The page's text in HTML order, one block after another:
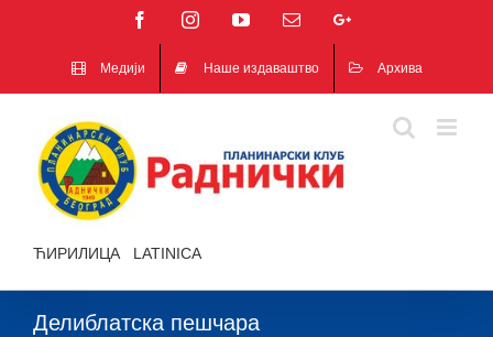
FacebookInstagramYouTubeEmail Google+
Медији Наше издаваштво Архива
ЋИРИЛИЦА LATINICA
Делиблатска пешчара